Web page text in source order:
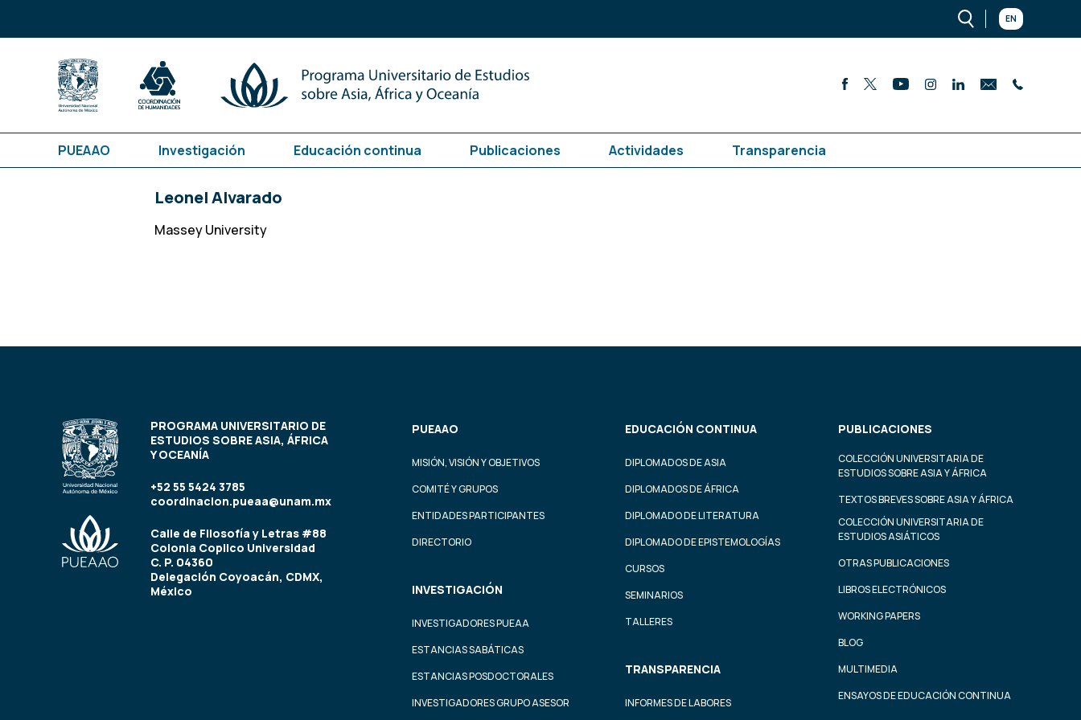
EN
PUEAAO Investigación Educación continua Publicaciones Actividades Transparencia
Leonel Alvarado
Massey University
PROGRAMA UNIVERSITARIO DE
ESTUDIOS SOBRE ASIA, ÁFRICA
Y OCEANÍA
+52 55 5424 3785
coordinacion.pueaa@unam.mx
Calle de Filosofía y Letras #88
Colonia Copilco Universidad
C. P. 04360
Delegación Coyoacán, CDMX,
México
PUEAAO
MISIÓN, VISIÓN Y OBJETIVOS
COMITÉ Y GRUPOS
ENTIDADES PARTICIPANTES
DIRECTORIO
INVESTIGACIÓN
INVESTIGADORES PUEAA
ESTANCIAS SABÁTICAS
ESTANCIAS POSDOCTORALES
INVESTIGADORES GRUPO ASESOR
EDUCACIÓN CONTINUA
DIPLOMADOS DE ASIA
DIPLOMADOS DE ÁFRICA
DIPLOMADO DE LITERATURA
DIPLOMADO DE EPISTEMOLOGÍAS
CURSOS
SEMINARIOS
TALLERES
TRANSPARENCIA
INFORMES DE LABORES
PUBLICACIONES
COLECCIÓN UNIVERSITARIA DE
ESTUDIOS SOBRE ASIA Y ÁFRICA
TEXTOS BREVES SOBRE ASIA Y ÁFRICA
COLECCIÓN UNIVERSITARIA DE
ESTUDIOS ASIÁTICOS
OTRAS PUBLICACIONES
LIBROS ELECTRÓNICOS
WORKING PAPERS
BLOG
MULTIMEDIA
ENSAYOS DE EDUCACIÓN CONTINUA